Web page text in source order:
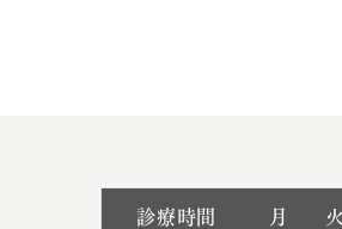
診療時間 月 火